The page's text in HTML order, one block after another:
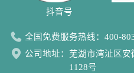
抖音号 微
全国免费服务热线： 400-
公司地址： 芜湖市湾沚区
1128号